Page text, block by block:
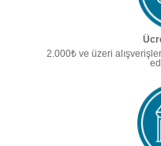
2.000₺ ve üzeri